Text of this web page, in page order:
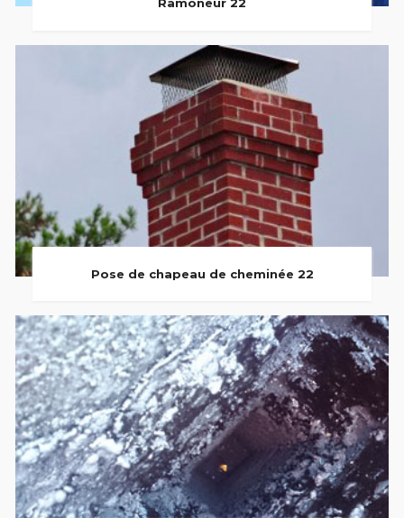
Ramoneur 22
Pose de chapeau de cheminée 22